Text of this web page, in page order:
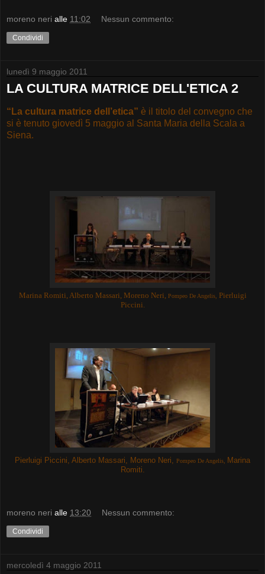
moreno neri alle 11:02 Nessun commento:
Condividi
lunedì 9 maggio 2011
LA CULTURA MATRICE DELL'ETICA 2
“La cultura matrice dell’etica” è il titolo del convegno che
si è tenuto giovedì 5 maggio al Santa Maria della Scala a
Siena.
Marina Romiti, Alberto Massari, Moreno Neri, Pompeo De Angelis,
Pierluigi
Piccini.
Pierluigi Piccini, Alberto Massari, Moreno Neri, Pompeo De Angelis,
Marina
Romiti.
moreno neri alle 13:20 Nessun commento:
Condividi
mercoledì 4 maggio 2011